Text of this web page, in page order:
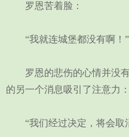
罗恩苦着脸：
“我就连城堡都没有啊！”
罗恩的悲伤的心情并没有
的另一个消息吸引了注意力：
“我们经过决定，将会取